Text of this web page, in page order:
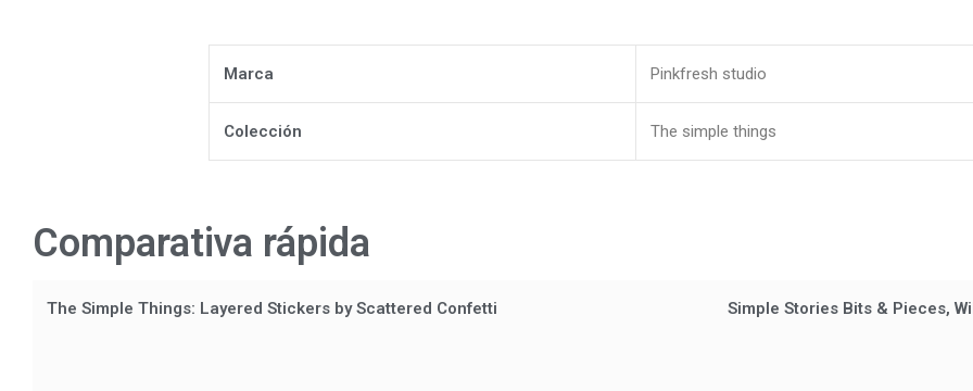
Marca Pinkfresh studio
Colección The simple things
Comparativa rápida
The Simple Things: Layered Stickers by Scattered Confetti Simple Stories Bits & Pieces,